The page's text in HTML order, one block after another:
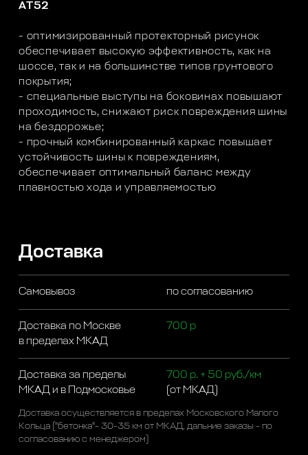
AT52
- оптимизированный протекторный рисунок
обеспечивает высокую эффективность, как на
шоссе, так и на большинстве типов грунтового
покрытия;
- специальные выступы на боковинах повышают
проходимость, снижают риск повреждения шины
на бездорожье;
- прочный комбинированный каркас повышает
устойчивость шины к повреждениям,
обеспечивает оптимальный баланс между
плавностью хода и управляемостью
Доставка
Самовывоз по согласованию
Доставка по Москве
в пределах МКАД
700 р
Доставка за пределы
МКАД и в Подмосковье
700 р. + 50 руб./км
(от МКАД)
Доставка осуществляется в пределах Московского Малого
Кольца ("бетонка"- 30-35 км от МКАД, дальние заказы - по
согласованию с менеджером)